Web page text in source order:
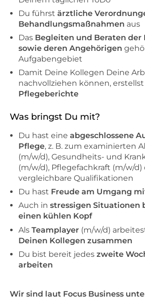
Du führst ärztliche
Behandlungsmaßnahmen aus
Das Begleiten und Beraten der
sowie deren Angehörigen
Aufgabengebiet
Damit Deine Kollegen Deine
nachvollziehen können,
Pflegeberichte
Was bringst Du mit?
Du hast eine abgeschlossene
Pflege, z. B. zum examinierten
(m/w/d), Gesundheits- und
(m/w/d), Pflegefachkraft (m/w/d)
vergleichbare Qualifikationen
Du hast Freude am Umgang
Auch in stressigen Situationen
einen kühlen Kopf
Als Teamplayer (m/w/d)
Deinen Kollegen zusammen
Du bist bereit jedes zweite
arbeiten
Wir sind laut Focus Business